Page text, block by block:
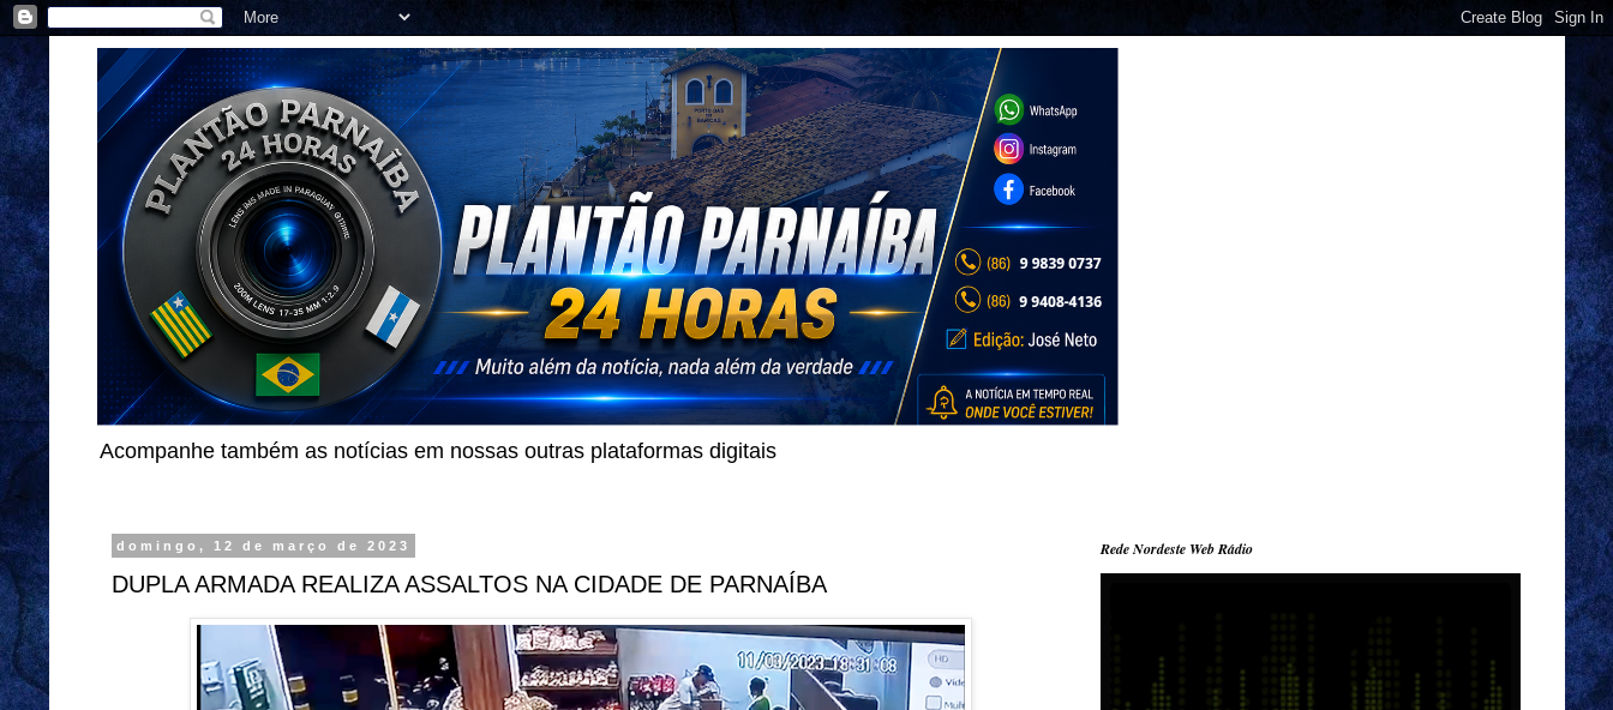
Acompanhe também as notícias em nossas outras plataformas digitais
domingo, 12 de março de 2023
DUPLA ARMADA REALIZA ASSALTOS NA CIDADE DE PARNAÍBA
Rede Nordeste Web Rádio